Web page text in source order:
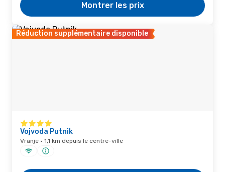
Montrer les prix
Réduction supplémentaire disponible
Vojvoda Putnik
Vranje · 1,1 km depuis le centre-ville